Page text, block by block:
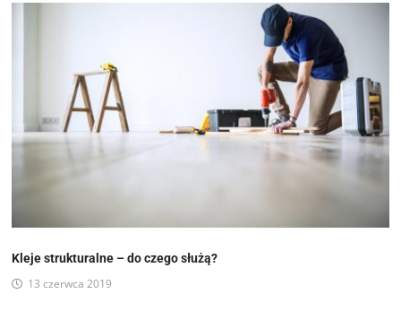
Kleje strukturalne – do czego służą?
13 czerwca 2019